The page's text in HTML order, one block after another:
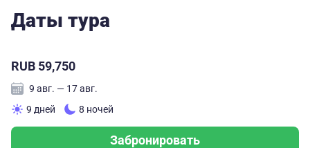
Даты тура
RUB 59,750
9 авг. — 17 авг.
9 дней
8 ночей
Забронировать